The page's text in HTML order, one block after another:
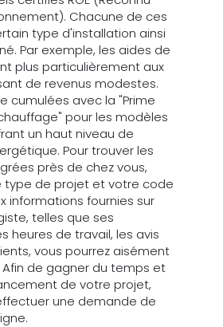
Chacune de ces
type d'installation ainsi
Par exemple, les aides de
plus particulièrement aux
de revenus modestes.
cumulées avec la "Prime
pour les modèles
un haut niveau de
Pour trouver les
près de chez vous,
type de projet et votre code
informations fournies sur
telles que ses
heures de travail, les avis
vous pourrez aisément
de gagner du temps et
de votre projet,
une demande de